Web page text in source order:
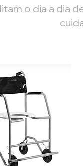
o dia a dia